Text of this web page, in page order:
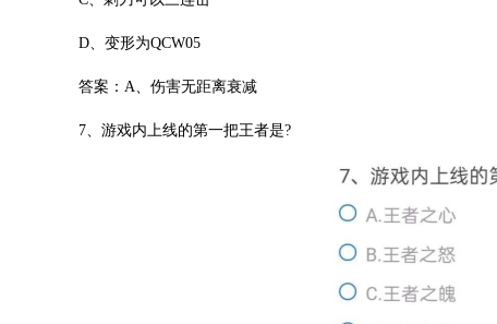
D、变形为QCW05
答案：A、伤害无距离衰减
7、游戏内上线的第一把王者是?